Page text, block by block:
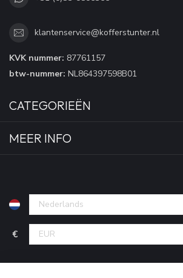
klantenservice@kofferstunter.nl
KVK nummer: 87761157
btw-nummer: NL864397598B01
CATEGORIEËN
MEER INFO
€